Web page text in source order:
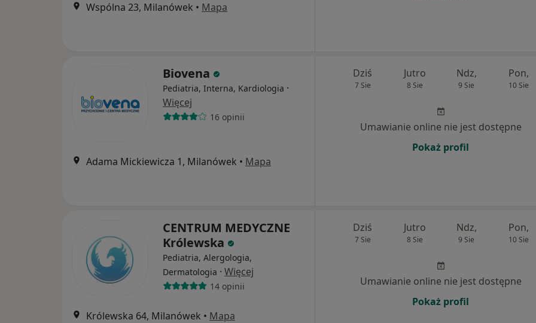
Wspólna 23, Milanówek • Mapa
Biovena
Pediatria, Interna, Kardiologia ·
Więcej
16 opinii
Adama Mickiewicza 1, Milanówek • Mapa
Dziś
7 Sie
Jutro
8 Sie
Ndz,
9 Sie
Pon,
10 Sie
Umawianie online nie jest dostępne
Pokaż profil
CENTRUM MEDYCZNE
Królewska
Pediatria, Alergologia,
Dermatologia · Więcej
14 opinii
Królewska 64, Milanówek • Mapa
Dziś
7 Sie
Jutro
8 Sie
Ndz,
9 Sie
Pon,
10 Sie
Umawianie online nie jest dostępne
Pokaż profil